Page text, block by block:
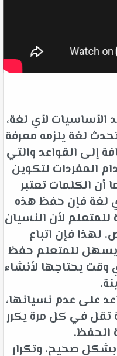
الأساسيات لأي لغة،
لغة يلزمه معرفة
إلى القواعد والتي
المفردات لتكوين
أن الكلمات تعتبر
لغة فإن حفظ هذه
لأن النسيان
فإن اتباع
يسهل للمتعلم حفظ
يحتاجها لأنشاء
على عدم نسيانها،
تقل في كل مرة يكرر
الحفظ.
صحيح، وتكرار